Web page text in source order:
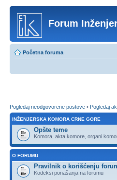
Forum
Početna foruma
Pogledaj neodgovorene postove • Pogledaj
INŽENJERSKA KOMORA CRNE GORE
Opšte teme
Komora, akta komore, organi
O FORUMU
Pravilnik o korišćenju
Kodeksi ponašanja na forumu